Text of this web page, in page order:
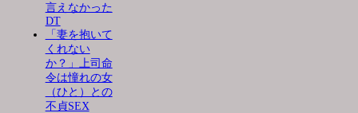
言えなかった
DT
「妻を抱いて
くれない
か？」上司命
令は憧れの女
（ひと）との
不貞SEX